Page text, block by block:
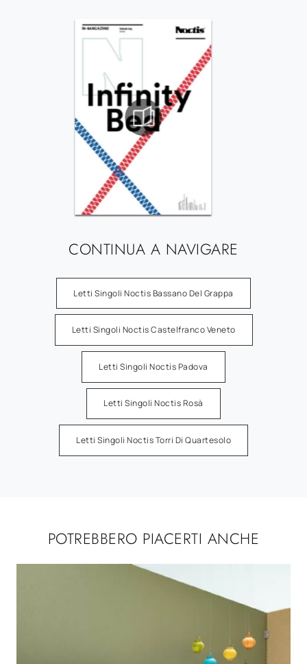
CONTINUA A NAVIGARE
Letti Singoli Noctis Bassano Del Grappa
Letti Singoli Noctis Castelfranco Veneto
Letti Singoli Noctis Padova
Letti Singoli Noctis Rosà
Letti Singoli Noctis Torri Di Quartesolo
POTREBBERO PIACERTI ANCHE